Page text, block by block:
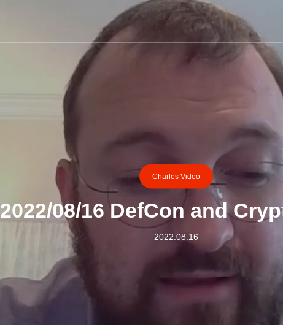
Charles Video
2022/08/16 DefCon and
2022.08.16